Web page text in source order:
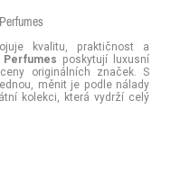
kvalitu, praktičnost a
Perfumes poskytují luxusní
originálních značek. S
měnit je podle nálady
kolekci, která vydrží celý